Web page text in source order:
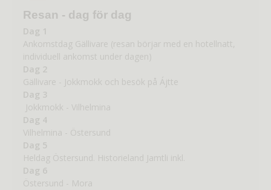
Resan - dag för dag
Dag 1
Ankomstdag Gällivare (resan börjar med en hotellnatt,
individuell ankomst under dagen)
Dag 2
Gällivare - Jokkmokk och besök på Ájtte
Dag 3
Jokkmokk - Vilhelmina
Dag 4
Vilhelmina - Östersund
Dag 5
Heldag Östersund. Historieland Jamtli inkl.
Dag 6
Östersund - Mora